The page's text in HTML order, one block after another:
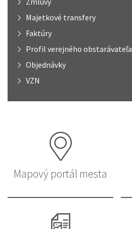
Majetkové transfery
Faktúry
Profil verejného obstarávateľa
Objednávky
VZN
Mapový portál mesta